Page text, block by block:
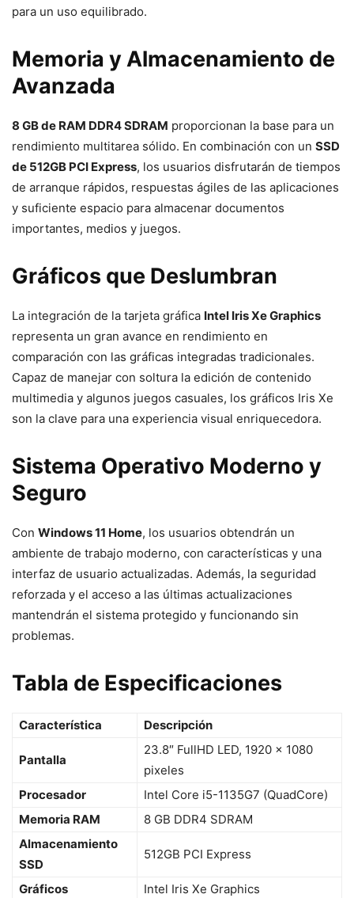
para un uso equilibrado.
Memoria y Almacenamiento de
Avanzada
8 GB de RAM DDR4 SDRAM proporcionan la base para un
rendimiento multitarea sólido. En combinación con un SSD
de 512GB PCI Express, los usuarios disfrutarán de tiempos
de arranque rápidos, respuestas ágiles de las aplicaciones
y suficiente espacio para almacenar documentos
importantes, medios y juegos.
Gráficos que Deslumbran
La integración de la tarjeta gráfica Intel Iris Xe Graphics
representa un gran avance en rendimiento en
comparación con las gráficas integradas tradicionales.
Capaz de manejar con soltura la edición de contenido
multimedia y algunos juegos casuales, los gráficos Iris Xe
son la clave para una experiencia visual enriquecedora.
Sistema Operativo Moderno y
Seguro
Con Windows 11 Home, los usuarios obtendrán un
ambiente de trabajo moderno, con características y una
interfaz de usuario actualizadas. Además, la seguridad
reforzada y el acceso a las últimas actualizaciones
mantendrán el sistema protegido y funcionando sin
problemas.
Tabla de Especificaciones
Característica Descripción
Pantalla
23.8″ FullHD LED, 1920 x 1080
pixeles
Procesador
Intel Core i5-1135G7 (QuadCore)
Memoria RAM
8 GB DDR4 SDRAM
Almacenamiento
SSD
512GB PCI Express
Gráficos
Intel Iris Xe Graphics